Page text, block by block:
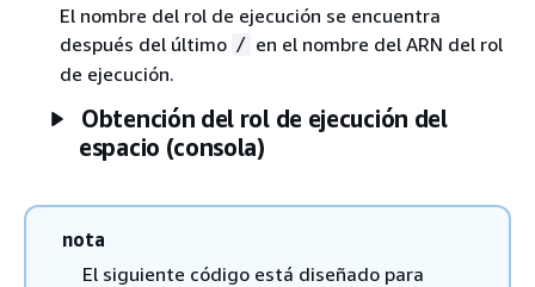
El nombre del rol de ejecución se encuentra
después del último / en el nombre del ARN del rol
de ejecución.
Obtención del rol de ejecución del
espacio (consola)
nota
El siguiente código está diseñado para